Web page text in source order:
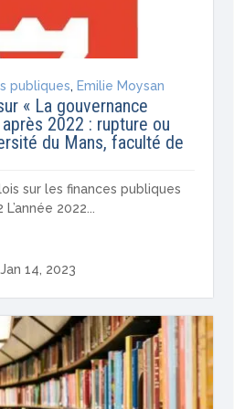
publiques, Emilie Moysan
« La gouvernance
2022 : rupture ou
du Mans, faculté de
sur les finances publiques
2022...
Jan 14, 2023